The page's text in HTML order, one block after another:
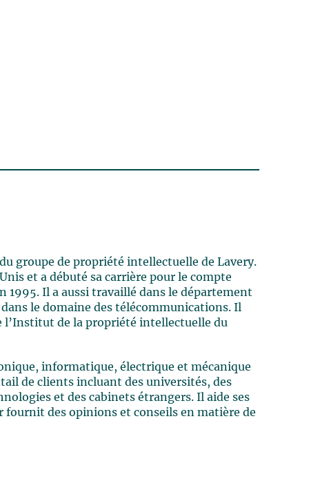
groupe de propriété intellectuelle de Lavery.
et a débuté sa carrière pour le compte
Il a aussi travaillé dans le département
le domaine des télécommunications. Il
l’Institut de la propriété intellectuelle du
informatique, électrique et mécanique
de clients incluant des universités, des
et des cabinets étrangers. Il aide ses
fournit des opinions et conseils en matière de